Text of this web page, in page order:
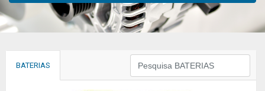
BATERIAS